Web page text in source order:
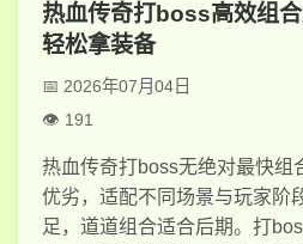
热血传奇打boss高效组
轻松拿装备
2026年07月04日
191
热血传奇打boss无绝对最快组
优劣，适配不同场景与玩家阶
足，道道组合适合后期。打